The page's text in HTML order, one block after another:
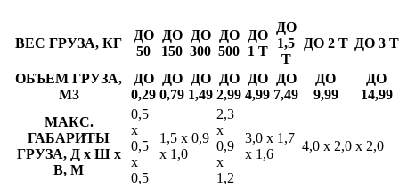
ВЕС ГРУЗА, КГ
ДО
50
ДО
150
ДО
300
ДО
500
ДО
1 Т
ДО
1,5
Т
ДО 2 Т ДО 3 Т
ОБЪЕМ ГРУЗА,
М3
ДО
0,29
ДО
0,79
ДО
1,49
ДО
2,99
ДО
4,99
ДО
7,49
ДО
9,99
ДО
14,99
МАКС.
ГАБАРИТЫ
ГРУЗА, Д х Ш х
В, М
0,5
х
0,5
х
0,5
1,5 х 0,9
х 1,0
2,3
х
0,9
х
1,2
3,0 х 1,7
х 1,6
4,0 х 2,0 х 2,0